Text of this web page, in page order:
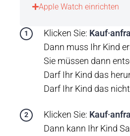
Apple Watch einrichten
Klicken Sie:
Dann muss Ihr Kind
Sie müssen dann
Darf Ihr Kind das
Darf Ihr Kind das
Klicken Sie:
Dann kann Ihr Kind